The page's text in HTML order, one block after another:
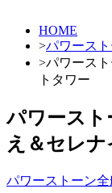
HOME
>パワース
>パワース
トタワー
パワース
え＆セレ
パワーストーン全